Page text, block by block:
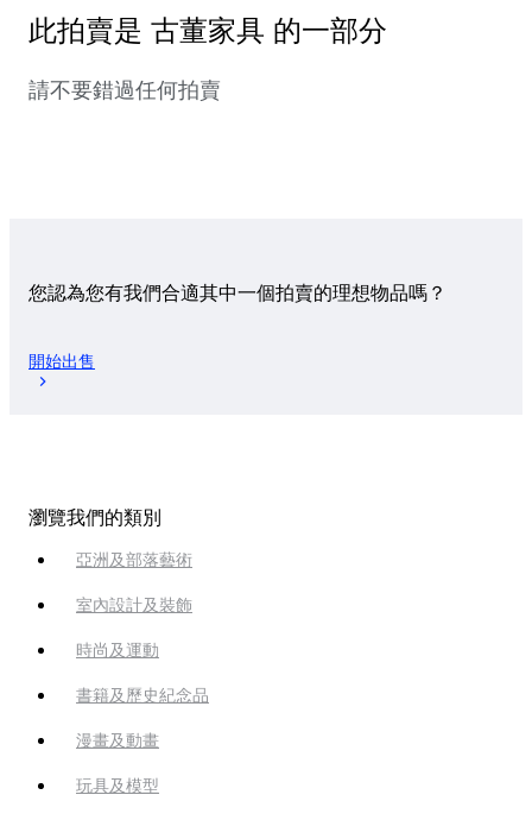
此拍賣是 古董家具 的一部分
請不要錯過任何拍賣
您認為您有我們合適其中一個拍賣的理想物品嗎？
開始出售
瀏覽我們的類別
亞洲及部落藝術
室內設計及裝飾
時尚及運動
書籍及歷史紀念品
漫畫及動畫
玩具及模型